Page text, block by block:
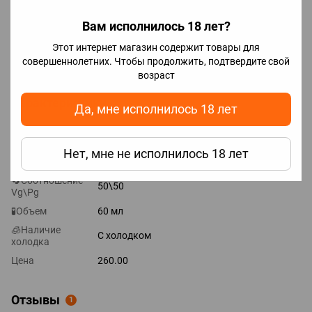
Вам исполнилось 18 лет?
Этот интернет магазин содержит товары для
совершеннолетних. Чтобы продолжить, подтвердите свой
возраст
Да, мне исполнилось 18 лет
Нет, мне не исполнилось 18 лет
Бренд: Black Limit;
Страна: Украина;
Производитель: ULL.
Характеристики
производитель
Украина
🔄Соотношение
Vg\Pg
50\50
🧪Объем
60 мл
🧊Наличие
холодка
С холодком
Цена 260.00
Отзывы 1